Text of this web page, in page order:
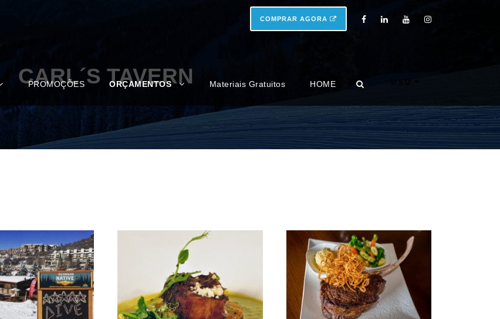
COMPRAR AGORA
PROMOÇÕES ORÇAMENTOS Materiais Gratuitos HOME
CARL´S TAVERN
CAFÉ DIVA MAMBO ITALIANO